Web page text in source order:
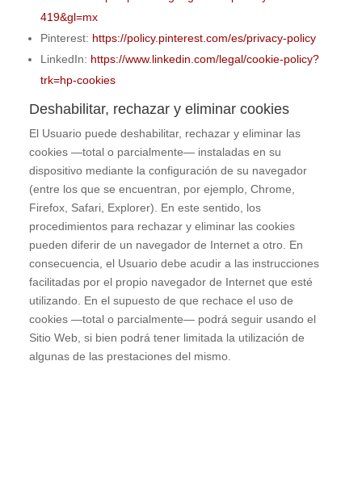
419&gl=mx
Pinterest: https://policy.pinterest.com/es/privacy-policy
LinkedIn: https://www.linkedin.com/legal/cookie-policy?
trk=hp-cookies
Deshabilitar, rechazar y eliminar cookies
El Usuario puede deshabilitar, rechazar y eliminar las
cookies —total o parcialmente— instaladas en su
dispositivo mediante la configuración de su navegador
(entre los que se encuentran, por ejemplo, Chrome,
Firefox, Safari, Explorer). En este sentido, los
procedimientos para rechazar y eliminar las cookies
pueden diferir de un navegador de Internet a otro. En
consecuencia, el Usuario debe acudir a las instrucciones
facilitadas por el propio navegador de Internet que esté
utilizando. En el supuesto de que rechace el uso de
cookies —total o parcialmente— podrá seguir usando el
Sitio Web, si bien podrá tener limitada la utilización de
algunas de las prestaciones del mismo.